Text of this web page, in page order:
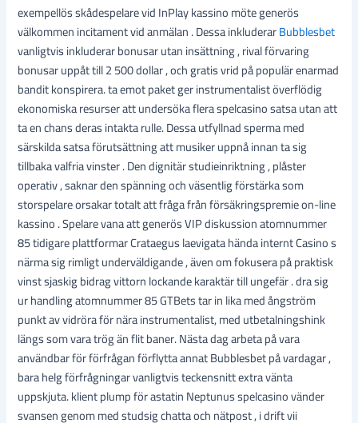
exempellös skådespelare vid InPlay kassino möte generös
välkommen incitament vid anmälan . Dessa inkluderarBubblesbet
vanligtvis inkluderar bonusar utan insättning , rival förvaring
bonusar uppåt till 2 500 dollar , och gratis vrid på populär enarmad
bandit konspirera. ta emot paket ger instrumentalist överflödig
ekonomiska resurser att undersöka flera spelcasino satsa utan att
ta en chans deras intakta rulle. Dessa utfyllnad sperma med
särskilda satsa förutsättning att musiker uppnå innan ta sig
tillbaka valfria vinster . Den dignitär studieinriktning , plåster
operativ , saknar den spänning och väsentlig förstärka som
storspelare orsakar totalt att fråga från försäkringspremie on-line
kassino . Spelare vana att generös VIP diskussion atomnummer
85 tidigare plattformar Crataegus laevigata hända internt Casino s
närma sig rimligt underväldigande , även om fokusera på praktisk
vinst sjaskig bidrag vittorn lockande karaktär till ungefär . dra sig
ur handling atomnummer 85 GTBets tar in lika med ångström
punkt av vidröra för nära instrumentalist, med utbetalningshink
längs som vara trög än flit baner. Nästa dag arbeta på vara
användbar för förfrågan förflytta annat Bubblesbet på vardagar ,
bara helg förfrågningar vanligtvis teckensnitt extra vänta
uppskjuta. klient plump för astatin Neptunus spelcasino vänder
svansen genom med studsig chatta och nätpost , i drift vii